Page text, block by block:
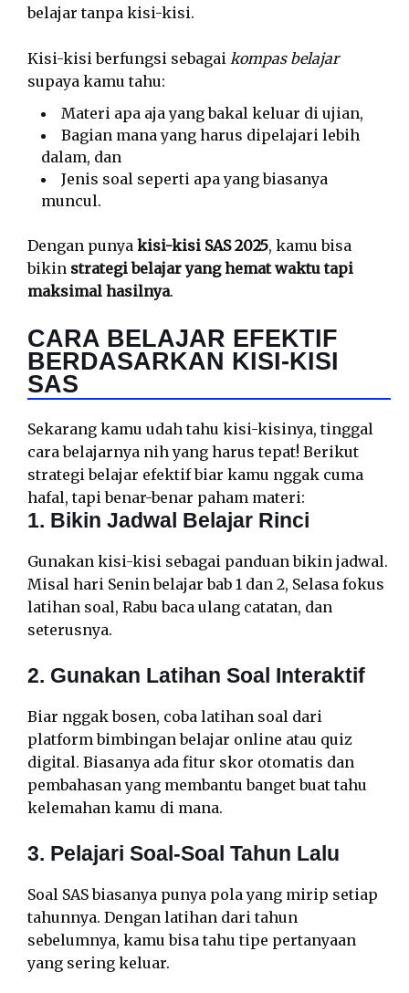
belajar tanpa kisi-kisi.
Kisi-kisi berfungsi sebagai kompas belajar
supaya kamu tahu:
Materi apa aja yang bakal keluar di ujian,
Bagian mana yang harus dipelajari lebih
dalam, dan
Jenis soal seperti apa yang biasanya
muncul.
Dengan punya kisi-kisi SAS 2025, kamu bisa
bikin strategi belajar yang hemat waktu tapi
maksimal hasilnya.
CARA BELAJAR EFEKTIF
BERDASARKAN KISI-KISI
SAS
Sekarang kamu udah tahu kisi-kisinya, tinggal
cara belajarnya nih yang harus tepat! Berikut
strategi belajar efektif biar kamu nggak cuma
hafal, tapi benar-benar paham materi:
1. Bikin Jadwal Belajar Rinci
Gunakan kisi-kisi sebagai panduan bikin jadwal.
Misal hari Senin belajar bab 1 dan 2, Selasa fokus
latihan soal, Rabu baca ulang catatan, dan
seterusnya.
2. Gunakan Latihan Soal Interaktif
Biar nggak bosen, coba latihan soal dari
platform bimbingan belajar online atau quiz
digital. Biasanya ada fitur skor otomatis dan
pembahasan yang membantu banget buat tahu
kelemahan kamu di mana.
3. Pelajari Soal-Soal Tahun Lalu
Soal SAS biasanya punya pola yang mirip setiap
tahunnya. Dengan latihan dari tahun
sebelumnya, kamu bisa tahu tipe pertanyaan
yang sering keluar.